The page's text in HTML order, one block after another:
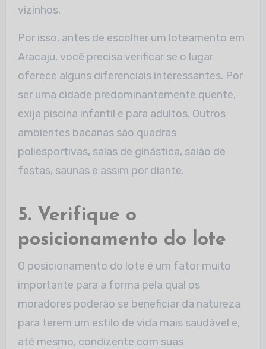
vizinhos.
Por isso, antes de escolher um loteamento em
Aracaju, você precisa verificar se o lugar
oferece alguns diferenciais interessantes. Por
ser uma cidade predominantemente quente,
exija piscina infantil e para adultos. Outros
ambientes bacanas são quadras
poliesportivas, salas de ginástica, salão de
festas, saunas e assim por diante.
5. Verifique o
posicionamento do lote
O posicionamento do lote é um fator muito
importante para a forma pela qual os
moradores poderão se beneficiar da natureza
para terem um estilo de vida mais saudável e,
até mesmo, condizente com suas